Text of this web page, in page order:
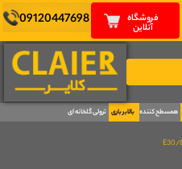
فروشگاه
آنلاین 09120447698
همسطح کننده بالابر باری ترولی گلخانه ای